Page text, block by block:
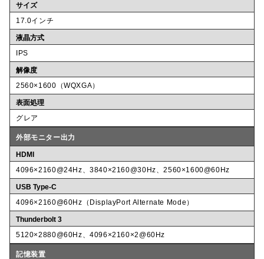
サイズ
17.0インチ
液晶方式
IPS
解像度
2560×1600（WQXGA）
表面処理
グレア
外部モニター出力
HDMI
4096×2160@24Hz、3840×2160@30Hz、2560×1600@60Hz
USB Type-C
4096×2160@60Hz（DisplayPort Alternate Mode）
Thunderbolt 3
5120×2880@60Hz、4096×2160×2@60Hz
記憶装置